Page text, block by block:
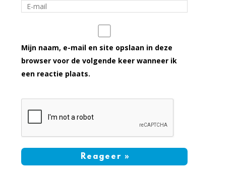
Mijn naam, e-mail en site opslaan in deze
browser voor de volgende keer wanneer ik
een reactie plaats.